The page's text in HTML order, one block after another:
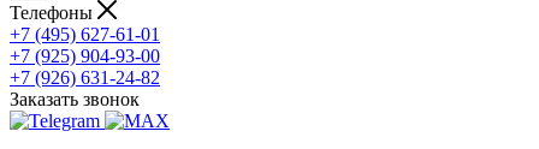
Телефоны
+7 (495) 627-61-01
+7 (925) 904-93-00
+7 (926) 631-24-82
Заказать звонок